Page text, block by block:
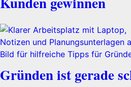
Gründen ist gerade